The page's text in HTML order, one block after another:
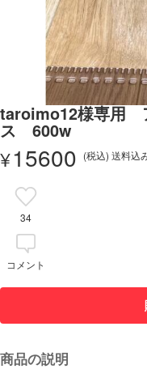
taroimo12様専用
ス 600w
¥15600 (税込) 送料込
34
コメント
商品の説明